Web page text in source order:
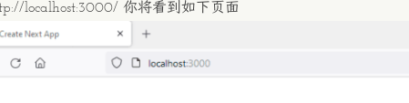
localhost:3000/ 你将看到如下页面